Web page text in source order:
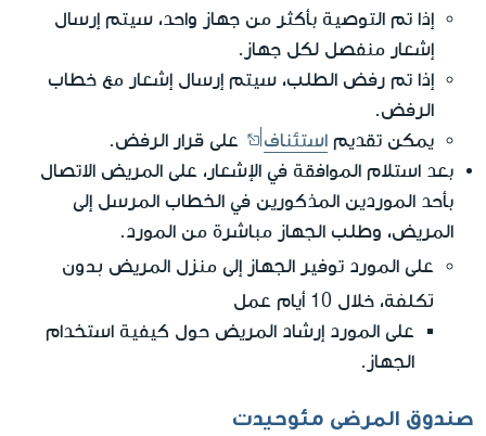
إذا تم التوصية بأكثر من جهاز واحد، سيتم إرسال
إشعار منفصل لكل جهاز.
إذا تم رفض الطلب، سيتم إرسال إشعار مع خطاب
الرفض.
يمكن تقديم استئناف
على قرار الرفض.
بعد استلام الموافقة في الإشعار، على المريض الاتصال
بأحد الموردين المذكورين في الخطاب المرسل إلى
المريض، وطلب الجهاز مباشرة من المورد.
على المورد توفير الجهاز إلى منزل المريض بدون
تكلفة، خلال 10 أيام عمل
على المورد إرشاد المريض حول كيفية استخدام
الجهاز.
صندوق المرضى مئوحيدت